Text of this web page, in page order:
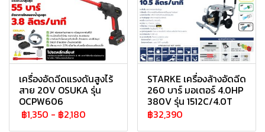
เครื่องอัดฉีดแรงดันสูงไร้
สาย 20V OSUKA รุ่น
OCPW606
฿1,350 - ฿2,180
STARKE เครื่องล้างอัดฉีด
260 บาร์ มอเตอร์ 4.0HP
380V รุ่น 1512C/4.0T
฿32,390